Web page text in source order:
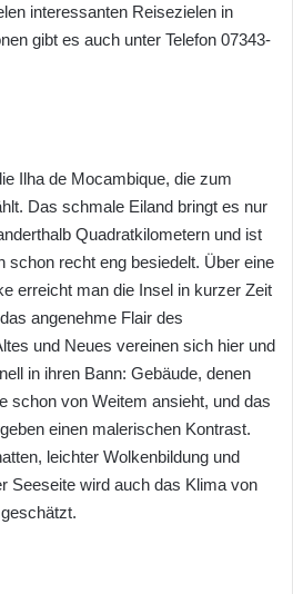
interessanten Reisezielen in
gibt es auch unter Telefon 07343-
Ilha de Mocambique, die zum
Das schmale Eiland bringt es nur
Quadratkilometern und ist
schon recht eng besiedelt. Über eine
erreicht man die Insel in kurzer Zeit
angenehme Flair des
und Neues vereinen sich hier und
in ihren Bann: Gebäude, denen
schon von Weitem ansieht, und das
einen malerischen Kontrast.
leichter Wolkenbildung und
Seeseite wird auch das Klima von